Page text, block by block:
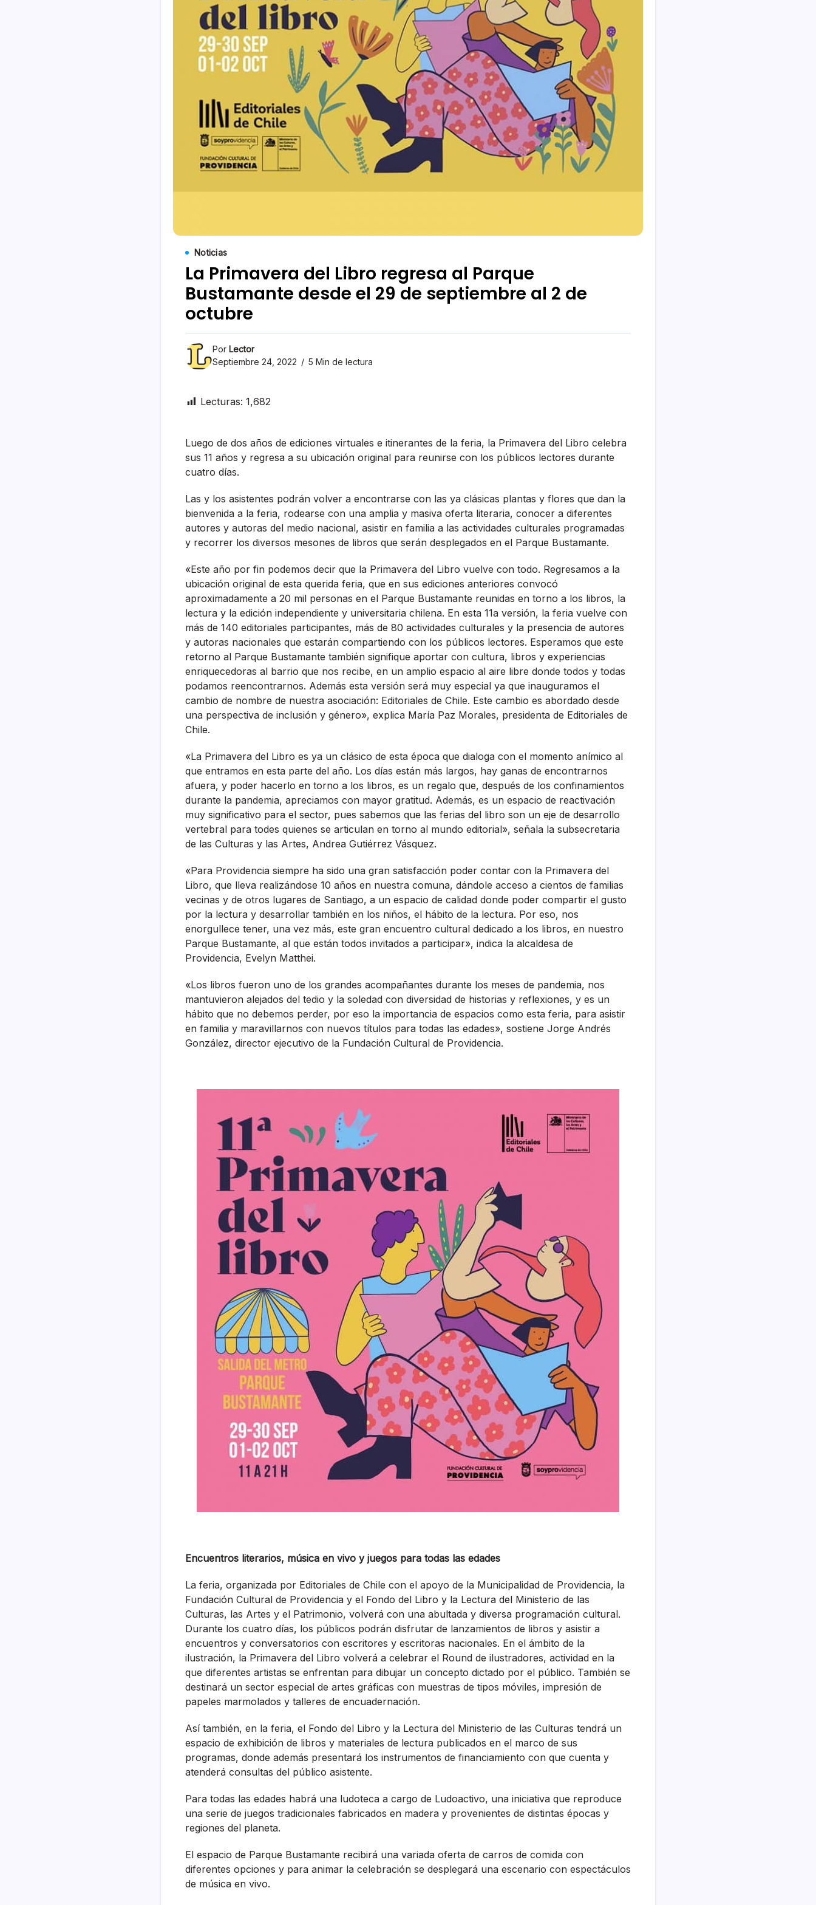
Noticias
La Primavera del Libro regresa al Parque
Bustamante desde el 29 de septiembre al 2 de
octubre
Por Lector
Septiembre 24, 2022
5 Min de lectura
Lecturas: 1,682
Luego de dos años de ediciones virtuales e itinerantes de la feria, la Primavera del Libro celebra
sus 11 años y regresa a su ubicación original para reunirse con los públicos lectores durante
cuatro días.
Las y los asistentes podrán volver a encontrarse con las ya clásicas plantas y flores que dan la
bienvenida a la feria, rodearse con una amplia y masiva oferta literaria, conocer a diferentes
autores y autoras del medio nacional, asistir en familia a las actividades culturales programadas
y recorrer los diversos mesones de libros que serán desplegados en el Parque Bustamante.
«Este año por fin podemos decir que la Primavera del Libro vuelve con todo. Regresamos a la
ubicación original de esta querida feria, que en sus ediciones anteriores convocó
aproximadamente a 20 mil personas en el Parque Bustamante reunidas en torno a los libros, la
lectura y la edición independiente y universitaria chilena. En esta 11a versión, la feria vuelve con
más de 140 editoriales participantes, más de 80 actividades culturales y la presencia de autores
y autoras nacionales que estarán compartiendo con los públicos lectores. Esperamos que este
retorno al Parque Bustamante también signifique aportar con cultura, libros y experiencias
enriquecedoras al barrio que nos recibe, en un amplio espacio al aire libre donde todos y todas
podamos reencontrarnos. Además esta versión será muy especial ya que inauguramos el
cambio de nombre de nuestra asociación: Editoriales de Chile. Este cambio es abordado desde
una perspectiva de inclusión y género», explica María Paz Morales, presidenta de Editoriales de
Chile.
«La Primavera del Libro es ya un clásico de esta época que dialoga con el momento anímico al
que entramos en esta parte del año. Los días están más largos, hay ganas de encontrarnos
afuera, y poder hacerlo en torno a los libros, es un regalo que, después de los confinamientos
durante la pandemia, apreciamos con mayor gratitud. Además, es un espacio de reactivación
muy significativo para el sector, pues sabemos que las ferias del libro son un eje de desarrollo
vertebral para todes quienes se articulan en torno al mundo editorial», señala la subsecretaria
de las Culturas y las Artes, Andrea Gutiérrez Vásquez.
«Para Providencia siempre ha sido una gran satisfacción poder contar con la Primavera del
Libro, que lleva realizándose 10 años en nuestra comuna, dándole acceso a cientos de familias
vecinas y de otros lugares de Santiago, a un espacio de calidad donde poder compartir el gusto
por la lectura y desarrollar también en los niños, el hábito de la lectura. Por eso, nos
enorgullece tener, una vez más, este gran encuentro cultural dedicado a los libros, en nuestro
Parque Bustamante, al que están todos invitados a participar», indica la alcaldesa de
Providencia, Evelyn Matthei.
«Los libros fueron uno de los grandes acompañantes durante los meses de pandemia, nos
mantuvieron alejados del tedio y la soledad con diversidad de historias y reflexiones, y es un
hábito que no debemos perder, por eso la importancia de espacios como esta feria, para asistir
en familia y maravillarnos con nuevos títulos para todas las edades», sostiene Jorge Andrés
González, director ejecutivo de la Fundación Cultural de Providencia.
Encuentros literarios, música en vivo y juegos para todas las edades
La feria, organizada por Editoriales de Chile con el apoyo de la Municipalidad de Providencia, la
Fundación Cultural de Providencia y el Fondo del Libro y la Lectura del Ministerio de las
Culturas, las Artes y el Patrimonio, volverá con una abultada y diversa programación cultural.
Durante los cuatro días, los públicos podrán disfrutar de lanzamientos de libros y asistir a
encuentros y conversatorios con escritores y escritoras nacionales. En el ámbito de la
ilustración, la Primavera del Libro volverá a celebrar el Round de ilustradores, actividad en la
que diferentes artistas se enfrentan para dibujar un concepto dictado por el público. También se
destinará un sector especial de artes gráficas con muestras de tipos móviles, impresión de
papeles marmolados y talleres de encuadernación.
Así también, en la feria, el Fondo del Libro y la Lectura del Ministerio de las Culturas tendrá un
espacio de exhibición de libros y materiales de lectura publicados en el marco de sus
programas, donde además presentará los instrumentos de financiamiento con que cuenta y
atenderá consultas del público asistente.
Para todas las edades habrá una ludoteca a cargo de Ludoactivo, una iniciativa que reproduce
una serie de juegos tradicionales fabricados en madera y provenientes de distintas épocas y
regiones del planeta.
El espacio de Parque Bustamante recibirá una variada oferta de carros de comida con
diferentes opciones y para animar la celebración se desplegará una escenario con espectáculos
de música en vivo.